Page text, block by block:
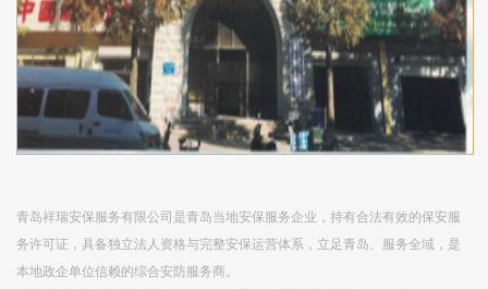
青岛祥瑞安保服务有限公司是青岛当地安保服务企业，持有合法有效的保安服
务许可证，具备独立法人资格与完整安保运营体系，立足青岛、服务全域，是
本地政企单位信赖的综合安防服务商。